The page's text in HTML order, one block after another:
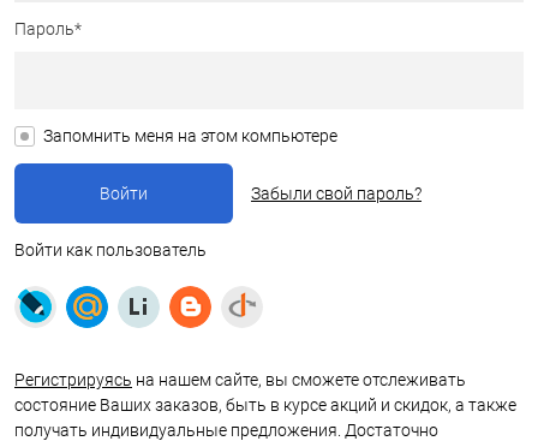
Пароль*
Запомнить меня на этом компьютере
Забыли свой пароль?
Войти как пользователь
Регистрируясь на нашем сайте, вы сможете отслеживать
состояние Ваших заказов, быть в курсе акций и скидок, а также
получать индивидуальные предложения. Достаточно